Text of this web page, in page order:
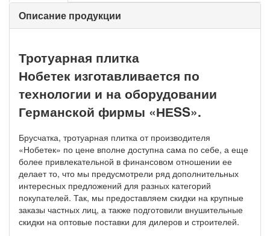
Описание продукции
Тротуарная плитка
Нобетек изготавливается по
технологии и на оборудовании
Германской фирмы «НЕSS».
Брусчатка, тротуарная плитка от производителя
«Нобетек» по цене вполне доступна сама по себе, а еще
более привлекательной в финансовом отношении ее
делает то, что мы предусмотрели ряд дополнительных
интересных предложений для разных категорий
покупателей. Так, мы предоставляем скидки на крупные
заказы частных лиц, а также подготовили внушительные
скидки на оптовые поставки для дилеров и строителей.